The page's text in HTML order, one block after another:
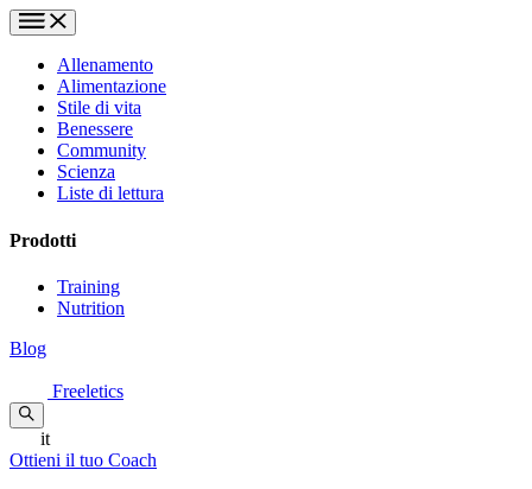
Allenamento
Alimentazione
Stile di vita
Benessere
Community
Scienza
Liste di lettura
Prodotti
Training
Nutrition
Blog
Freeletics
it
Ottieni il tuo Coach